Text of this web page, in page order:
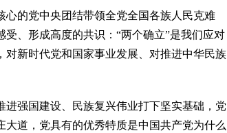
的党中央团结带领全党全国各族人民克难
、形成高度的共识：“两个确立”是我们应对
新时代党和国家事业发展、对推进中华民族
强国建设、民族复兴伟业打下坚实基础，党
道，党具有的优秀特质是中国共产党为什么